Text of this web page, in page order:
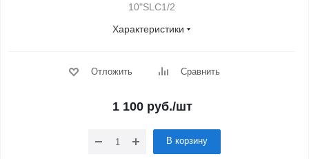
10"SLC1/2
Характеристики
Отложить Сравнить
1 100руб./шт
В корзину